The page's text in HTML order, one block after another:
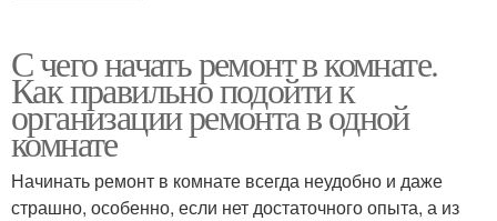
С чего начать ремонт в комнате.
Как правильно подойти к
организации ремонта в одной
комнате
Начинать ремонт в комнате всегда неудобно и даже
страшно, особенно, если нет достаточного опыта, а из